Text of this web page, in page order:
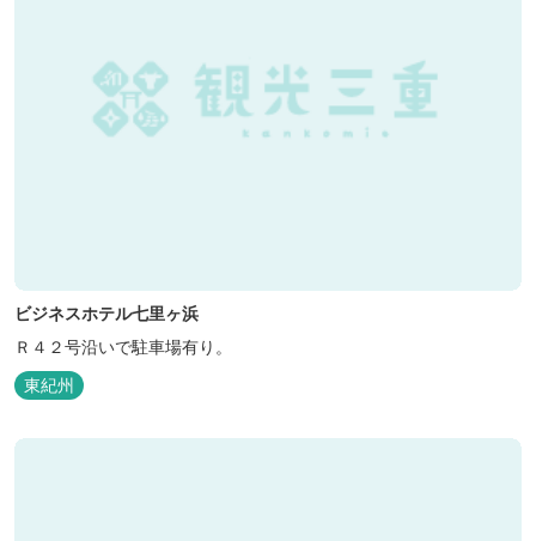
ビジネスホテル七里ヶ浜
Ｒ４２号沿いで駐車場有り。
東紀州